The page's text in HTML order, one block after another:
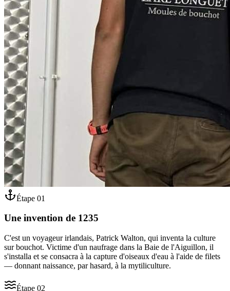
Étape 01
Une invention de 1235
C'est un voyageur irlandais, Patrick Walton, qui inventa la culture
sur bouchot. Victime d'un naufrage dans la Baie de l'Aiguillon, il
s'installa et se consacra à la capture d'oiseaux d'eau à l'aide de filets
— donnant naissance, par hasard, à la mytiliculture.
Étape 02